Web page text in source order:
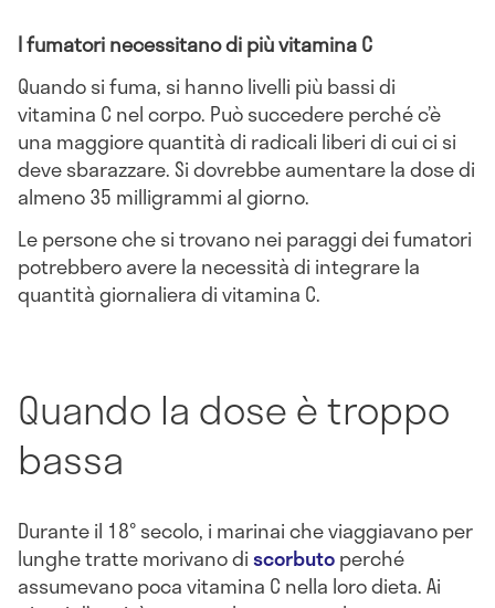
I fumatori necessitano di più vitamina C
Quando si fuma, si hanno livelli più bassi di
vitamina C nel corpo. Può succedere perché c’è
una maggiore quantità di radicali liberi di cui ci si
deve sbarazzare. Si dovrebbe aumentare la dose di
almeno 35 milligrammi al giorno.
Le persone che si trovano nei paraggi dei fumatori
potrebbero avere la necessità di integrare la
quantità giornaliera di vitamina C.
Quando la dose è troppo
bassa
Durante il 18° secolo, i marinai che viaggiavano per
lunghe tratte morivano discorbutoperché
assumevano poca vitamina C nella loro dieta. Ai